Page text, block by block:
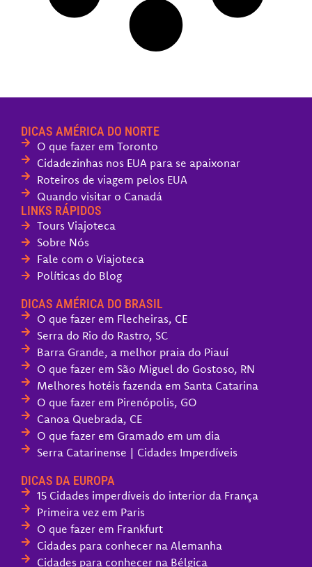
DICAS AMÉRICA DO NORTE
O que fazer em Toronto
Cidadezinhas nos EUA para se apaixonar
Roteiros de viagem pelos EUA
Quando visitar o Canadá
LINKS RÁPIDOS
Tours Viajoteca
Sobre Nós
Fale com o Viajoteca
Políticas do Blog
DICAS AMÉRICA DO BRASIL
O que fazer em Flecheiras, CE
Serra do Rio do Rastro, SC
Barra Grande, a melhor praia do Piauí
O que fazer em São Miguel do Gostoso, RN
Melhores hotéis fazenda em Santa Catarina
O que fazer em Pirenópolis, GO
Canoa Quebrada, CE
O que fazer em Gramado em um dia
Serra Catarinense | Cidades Imperdíveis
DICAS DA EUROPA
15 Cidades imperdíveis do interior da França
Primeira vez em Paris
O que fazer em Frankfurt
Cidades para conhecer na Alemanha
Cidades para conhecer na Bélgica